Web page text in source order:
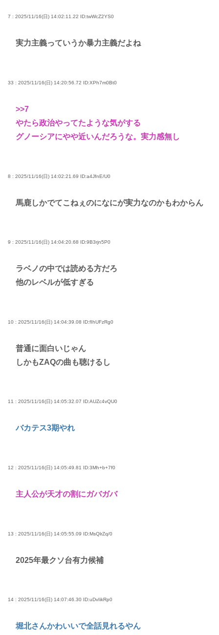
7 : 2025/11/16(日) 14:02:11.22 ID:twWcZ2YS0
実力主義っていうか暴力主義だよね
33 : 2025/11/16(日) 14:20:56.72 ID:XPh7m0Bt0
>>7
やたら政治やってたような気がする
グノーシアにやや近いんだろうな。実力感無し
8 : 2025/11/16(日) 14:02:21.69 ID:a4JfnE/U0
馬鹿しかでてこねぇのになにが実力なのかもわからん
9 : 2025/11/16(日) 14:04:20.68 ID:9B3rjn5P0
ラベノの中では読める方だろ
他のレベルが低すぎる
10 : 2025/11/16(日) 14:04:39.08 ID:fIhUFzRg0
普通に面白いじゃん
しかもZAQの曲も聴けるし
11 : 2025/11/16(日) 14:05:32.07 ID:AUZc4vQU0
バカテス3期やれ
12 : 2025/11/16(日) 14:05:49.81 ID:3Mh+b+7f0
主人公が天才の割にガバガバ
13 : 2025/11/16(日) 14:05:55.09 ID:MsQlrZq/0
2025年最クソ台有力候補
14 : 2025/11/16(日) 14:07:46.30 ID:uDvIikRp0
堀北さんかわいいで全話見れるやん